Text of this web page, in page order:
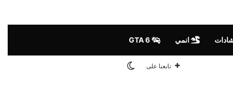
انمي
تابعنا على الوضع المظلم